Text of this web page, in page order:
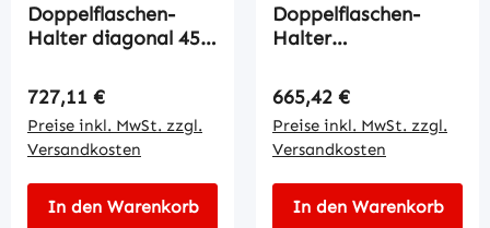
Doppelflaschen-
Halter diagonal 45°
Regulärer Preis:
727,11 €
Preise inkl. MwSt. zzgl.
Versandkosten
In den Warenkorb
Doppelflaschen-
Halter
Regulärer Preis:
665,42 €
Preise inkl. MwSt. zzgl.
Versandkosten
In den Warenkorb